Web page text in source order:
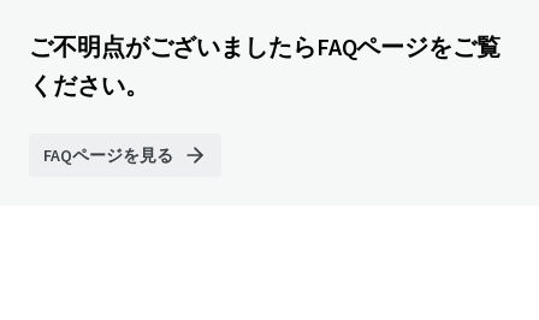
ご不明点がございましたらFAQページをご覧
ください。
FAQページを見る